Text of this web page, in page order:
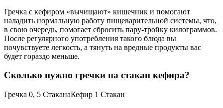
Гречка с кефиром «вычищают» кишечник и помогают
наладить нормальную работу пищеварительной системы, что,
в свою очередь, помогает сбросить пару-тройку килограммов.
После регулярного употребления такого блюда вы
почувствуете легкость, а тянуть на вредные продукты вас
будет гораздо меньше.
Сколько нужно гречки на стакан кефира?
Гречка 0, 5 СтаканаКефир 1 Стакан